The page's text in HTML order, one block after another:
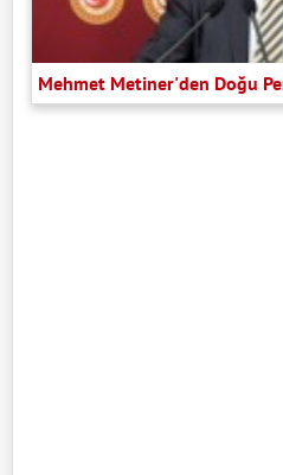
Mehmet Metiner'den Doğu